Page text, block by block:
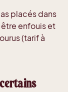
placés dans
enfouis et
(tarif à